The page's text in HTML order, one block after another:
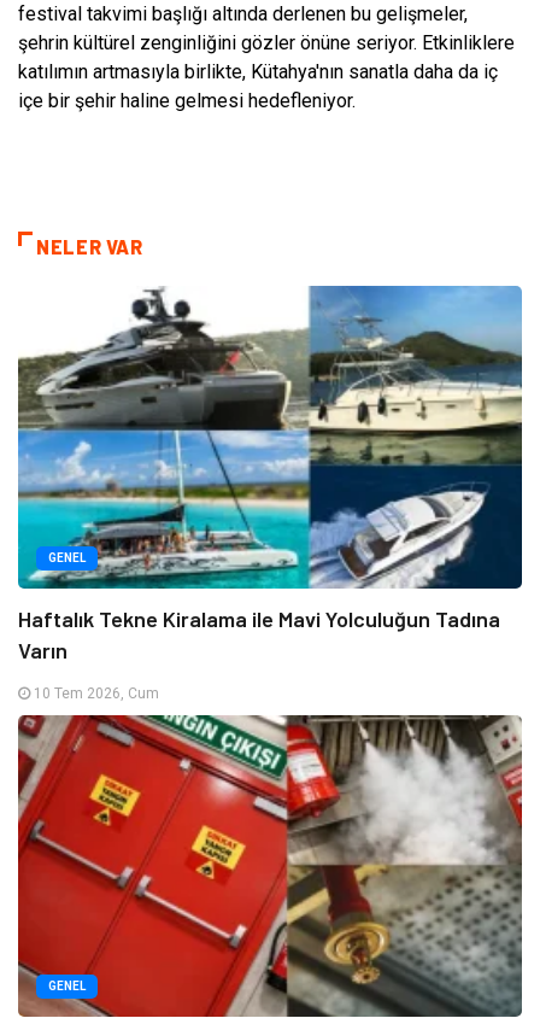
festival takvimi başlığı altında derlenen bu gelişmeler,
şehrin kültürel zenginliğini gözler önüne seriyor. Etkinliklere
katılımın artmasıyla birlikte, Kütahya'nın sanatla daha da iç
içe bir şehir haline gelmesi hedefleniyor.
NELER VAR
GENEL
Haftalık Tekne Kiralama ile Mavi Yolculuğun Tadına
Varın
10 Tem 2026, Cum
GENEL